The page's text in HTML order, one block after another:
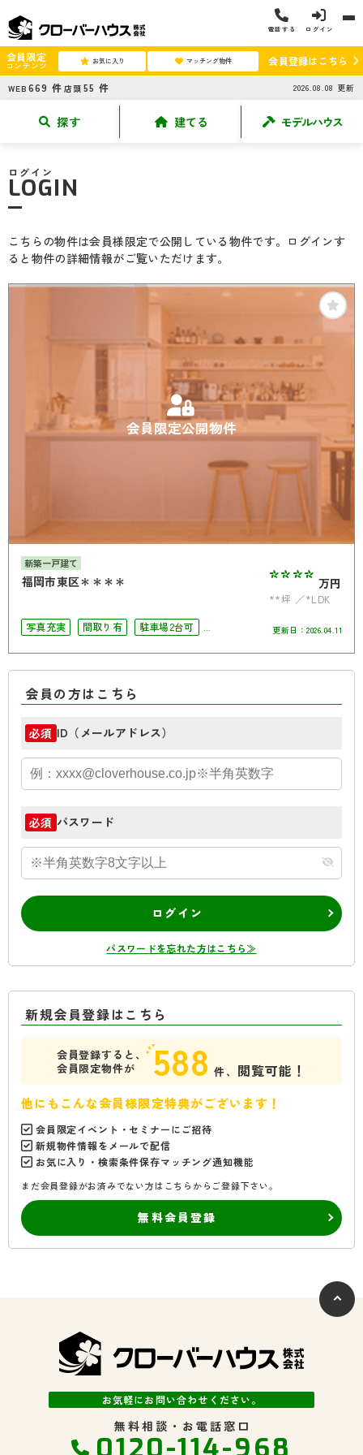
電話する ログイン
会員限定
コンテンツ お気に入り マッチング物件 会員登録はこちら
WEB 669 件 店頭 55 件 2026.08.08 更新
探す 建てる モデルハウス
ログイン
LOGIN
こちらの物件は会員様限定で公開している物件です。ログインす
ると物件の詳細情報がご覧いただけます。
会員限定公開物件
新築一戸建て
福岡市東区＊＊＊＊ **** 万円
**坪
*LDK
写真充実
間取り有
駐車場2台可
更新日： 2026.04.11
会員の方はこちら
必須 ID（メールアドレス）
必須 パスワード
ログイン
パスワードを忘れた方はこちら≫
新規会員登録はこちら
会員登録すると、
会員限定物件が
588 件、 閲覧可能！
他にもこんな会員様限定特典がございます！
会員限定イベント・セミナーにご招待
新規物件情報をメールで配信
お気に入り・検索条件保存マッチング通知機能
まだ会員登録がお済みでない方はこちらからご登録下さい。
無料会員登録
お気軽にお問い合わせください。
無料相談・お電話窓口